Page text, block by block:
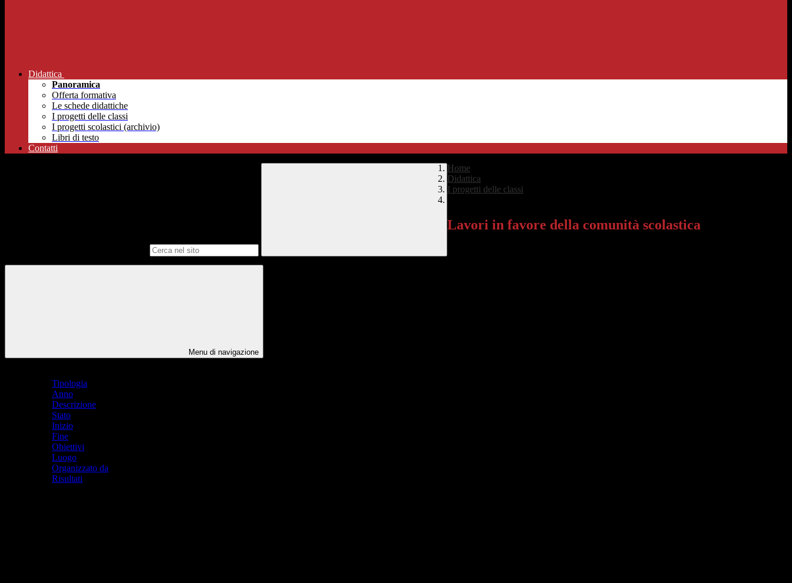
Didattica
Panoramica
Offerta formativa
Le schede didattiche
I progetti delle classi
I progetti scolastici (archivio)
Libri di testo
Contatti
Home
Didattica
I progetti delle classi
Lavori in favore della comunità scolastica
Menu di navigazione
Tipologia
Anno
Descrizione
Stato
Inizio
Fine
Obiettivi
Luogo
Organizzato da
Risultati